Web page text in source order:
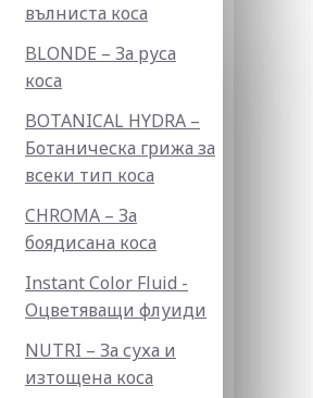
вълниста коса
BLONDE – За руса
коса
BOTANICAL HYDRA –
Ботаническа грижа за
всеки тип коса
CHROMA – За
боядисана коса
Instant Color Fluid -
Оцветяващи флуиди
NUTRI – За суха и
изтощена коса